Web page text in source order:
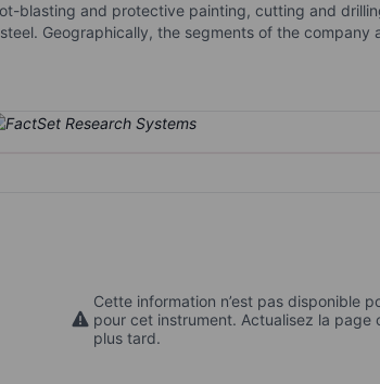
blasting and protective painting, cutting and
Geographically, the segments of the company
Cette information n’est pas disponible
pour cet instrument. Actualisez la page
plus tard.